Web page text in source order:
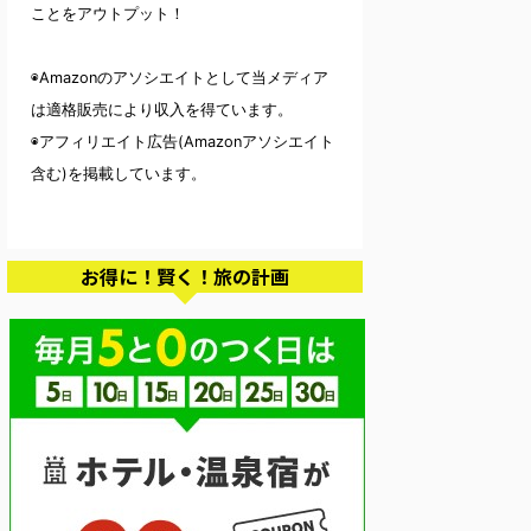
ことをアウトプット！
◉Amazonのアソシエイトとして当メディア
は適格販売により収入を得ています。
◉アフィリエイト広告(Amazonアソシエイト
含む)を掲載しています。
お得に！賢く！旅の計画